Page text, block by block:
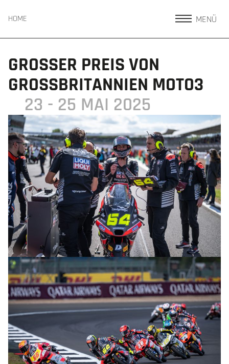
HOME MENÜ
GROSSER PREIS VON G
ROSSBRITANNIEN MOTO3
23 - 25 MAI 2025
© R. Lekl